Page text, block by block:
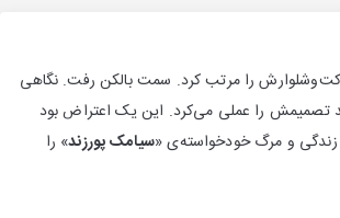
کت‌وشلوارش را مرتب کرد. سمت بالکن رفت. نگاهی
تصمیمش را عملی می‌کرد. این یک اعتراض بود
زندگی و مرگ خودخواسته‌ی «سیامک پورزند» را